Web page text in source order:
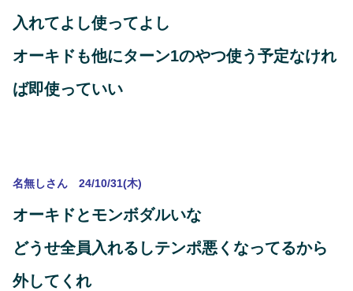
入れてよし使ってよし
オーキドも他にターン1のやつ使う予定なけれ
ば即使っていい
名無しさん 24/10/31(木)
オーキドとモンボダルいな
どうせ全員入れるしテンポ悪くなってるから
外してくれ